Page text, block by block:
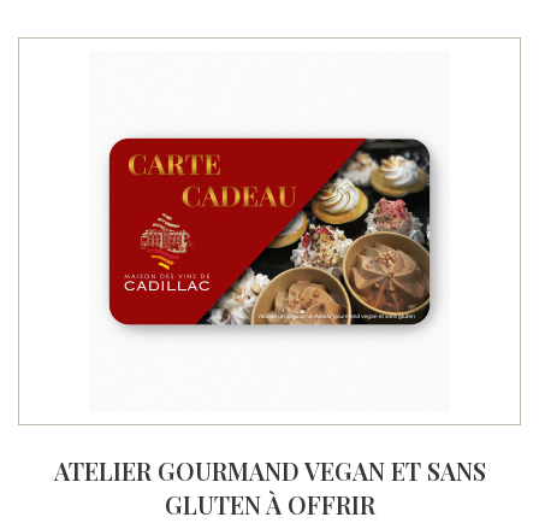
ATELIER GOURMAND VEGAN ET SANS
GLUTEN À OFFRIR